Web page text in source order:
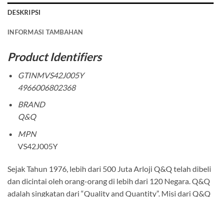
DESKRIPSI
INFORMASI TAMBAHAN
Product Identifiers
GTINMVS42J005Y
4966006802368
BRAND
Q&Q
MPN
VS42J005Y
Sejak Tahun 1976, lebih dari 500 Juta Arloji Q&Q telah dibeli
dan dicintai oleh orang-orang di lebih dari 120 Negara. Q&Q
adalah singkatan dari “Quality and Quantity”. Misi dari Q&Q